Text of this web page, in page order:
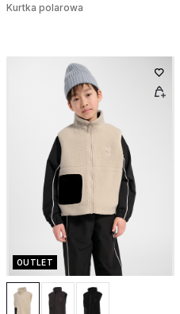
Kurtka polarowa
OUTLET